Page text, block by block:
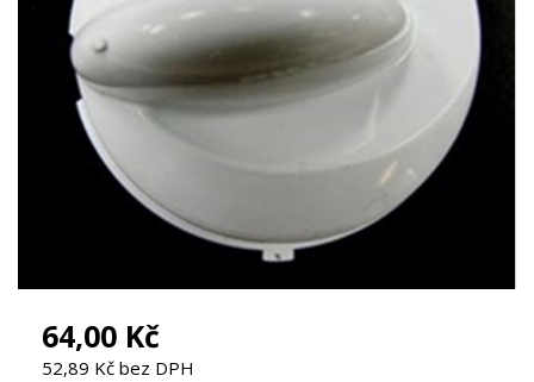
64,00 Kč
52,89 Kč bez DPH